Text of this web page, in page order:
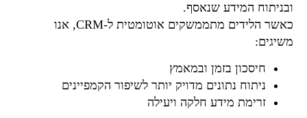
ובניתוח המידע שנאסף.
כאשר הלידים מתממשקים אוטומטית ל-CRM, אנו
משיגים:
חיסכון בזמן ובמאמץ
ניתוח נתונים מדויק יותר לשיפור הקמפיינים
זרימת מידע חלקה ויעילה